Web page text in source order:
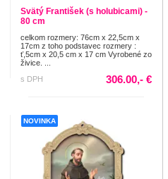
Svätý František (s holubicami) -
80 cm
celkom rozmery: 76cm x 22,5cm x
17cm z toho podstavec rozmery :
ť,5cm x 20,5 cm x 17 cm Vyrobené zo
živice. ...
s DPH
306.00,- €
NOVINKA